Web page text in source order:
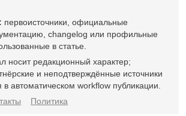
первоисточники, официальные
changelog или профильные
в статье.
носит редакционный характер;
и неподтверждённые источники
в автоматическом workflow публикации.
Политика